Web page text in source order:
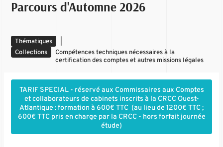
Parcours d'Automne 2026
Thématiques
Collections
Compétences techniques nécessaires à la
certification des comptes et autres missions légales
​​​TARIF SPECIAL - réservé aux Commissaires aux Comptes
et collaborateurs de cabinets inscrits à la CRCC Ouest-
Atlantique : formation à 600€ TTC (au lieu de 1200€ TTC ;
600€ TTC pris en charge par la CRCC - hors forfait journée
étude)